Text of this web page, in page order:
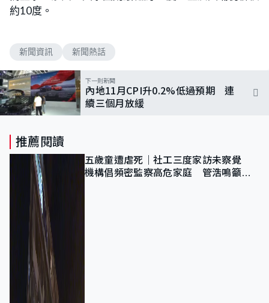
約10度。
新聞資訊 新聞熱話
下一則新聞
內地11月CPI升0.2%低過預期 連
續三個月放緩
推薦閱讀
五歲童遭虐死｜社工三度家訪未察覺
機構倡頻密監察高危家庭 管浩鳴籲加